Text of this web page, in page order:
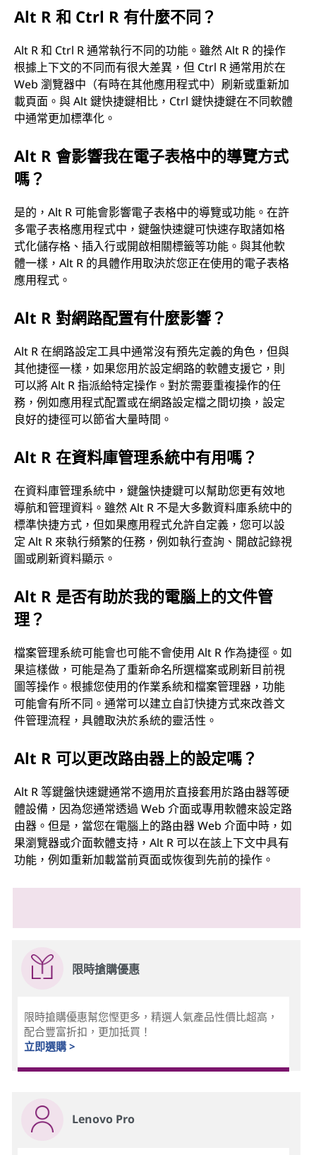
Alt R 和 Ctrl R 有什麼不同？
Alt R 和 Ctrl R 通常執行不同的功能。雖然 Alt R 的操作
根據上下文的不同而有很大差異，但 Ctrl R 通常用於在
Web 瀏覽器中（有時在其他應用程式中）刷新或重新加
載頁面。與 Alt 鍵快捷鍵相比，Ctrl 鍵快捷鍵在不同軟體
中通常更加標準化。
Alt R 會影響我在電子表格中的導覽方式
嗎？
是的，Alt R 可能會影響電子表格中的導覽或功能。在許
多電子表格應用程式中，鍵盤快速鍵可快速存取諸如格
式化儲存格、插入行或開啟相關標籤等功能。與其他軟
體一樣，Alt R 的具體作用取決於您正在使用的電子表格
應用程式。
Alt R 對網路配置有什麼影響？
Alt R 在網路設定工具中通常沒有預先定義的角色，但與
其他捷徑一樣，如果您用於設定網路的軟體支援它，則
可以將 Alt R 指派給特定操作。對於需要重複操作的任
務，例如應用程式配置或在網路設定檔之間切換，設定
良好的捷徑可以節省大量時間。
Alt R 在資料庫管理系統中有用嗎？
在資料庫管理系統中，鍵盤快捷鍵可以幫助您更有效地
導航和管理資料。雖然 Alt R 不是大多數資料庫系統中的
標準快捷方式，但如果應用程式允許自定義，您可以設
定 Alt R 來執行頻繁的任務，例如執行查詢、開啟記錄視
圖或刷新資料顯示。
Alt R 是否有助於我的電腦上的文件管
理？
檔案管理系統可能會也可能不會使用 Alt R 作為捷徑。如
果這樣做，可能是為了重新命名所選檔案或刷新目前視
圖等操作。根據您使用的作業系統和檔案管理器，功能
可能會有所不同。通常可以建立自訂快捷方式來改善文
件管理流程，具體取決於系統的靈活性。
Alt R 可以更改路由器上的設定嗎？
Alt R 等鍵盤快速鍵通常不適用於直接套用於路由器等硬
體設備，因為您通常透過 Web 介面或專用軟體來設定路
由器。但是，當您在電腦上的路由器 Web 介面中時，如
果瀏覽器或介面軟體支持，Alt R 可以在該上下文中具有
功能，例如重新加載當前頁面或恢復到先前的操作。
限時搶購優惠
限時搶購優惠幫您慳更多，精選人氣產品性價比超高，
配合豐富折扣，更加抵買！
立即選購 >
Lenovo Pro